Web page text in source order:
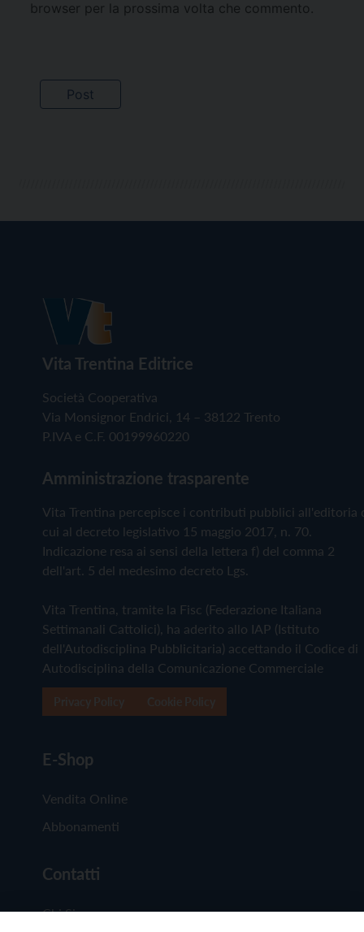
browser per la prossima volta che commento.
Vita Trentina Editrice
Società Cooperativa
Via Monsignor Endrici, 14 – 38122 Trento
P.IVA e C.F. 00199960220
Amministrazione trasparente
Vita Trentina percepisce i contributi pubblici all'editoria
cui al decreto legislativo 15 maggio 2017, n. 70.
Indicazione resa ai sensi della lettera f) del comma 2
dell'art. 5 del medesimo decreto Lgs.
Vita Trentina, tramite la Fisc (Federazione Italiana
Settimanali Cattolici), ha aderito allo IAP (Istituto
dell'Autodisciplina Pubblicitaria) accettando il Codice di
Autodisciplina della Comunicazione Commerciale
E-Shop
Vendita Online
Abbonamenti
Contatti
Chi Siamo